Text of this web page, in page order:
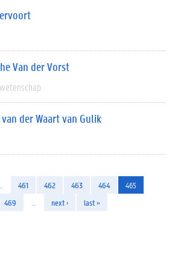
Van der Vorst
der Waart van Gulik
461 462 463 464
465
469 next › last »